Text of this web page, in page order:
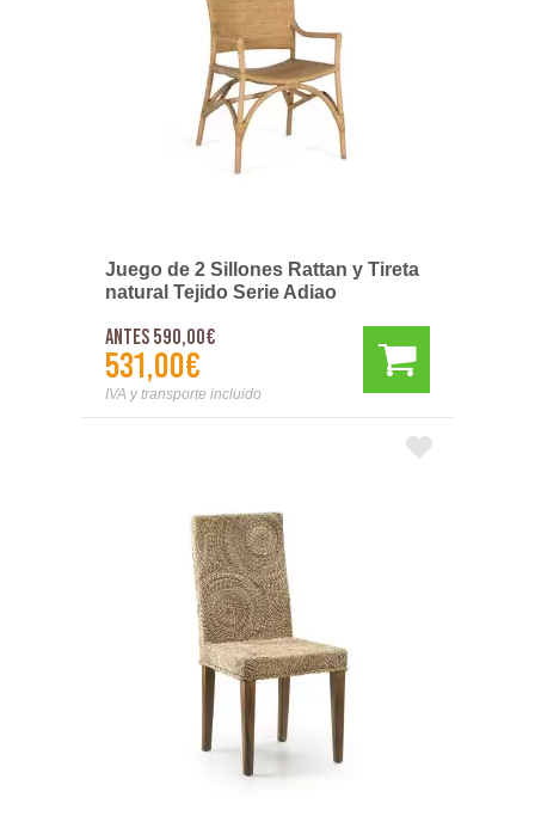
Juego de 2 Sillones Rattan y Tireta
natural Tejido Serie Adiao
Antes 590,00€
531,00€
IVA y transporte incluido